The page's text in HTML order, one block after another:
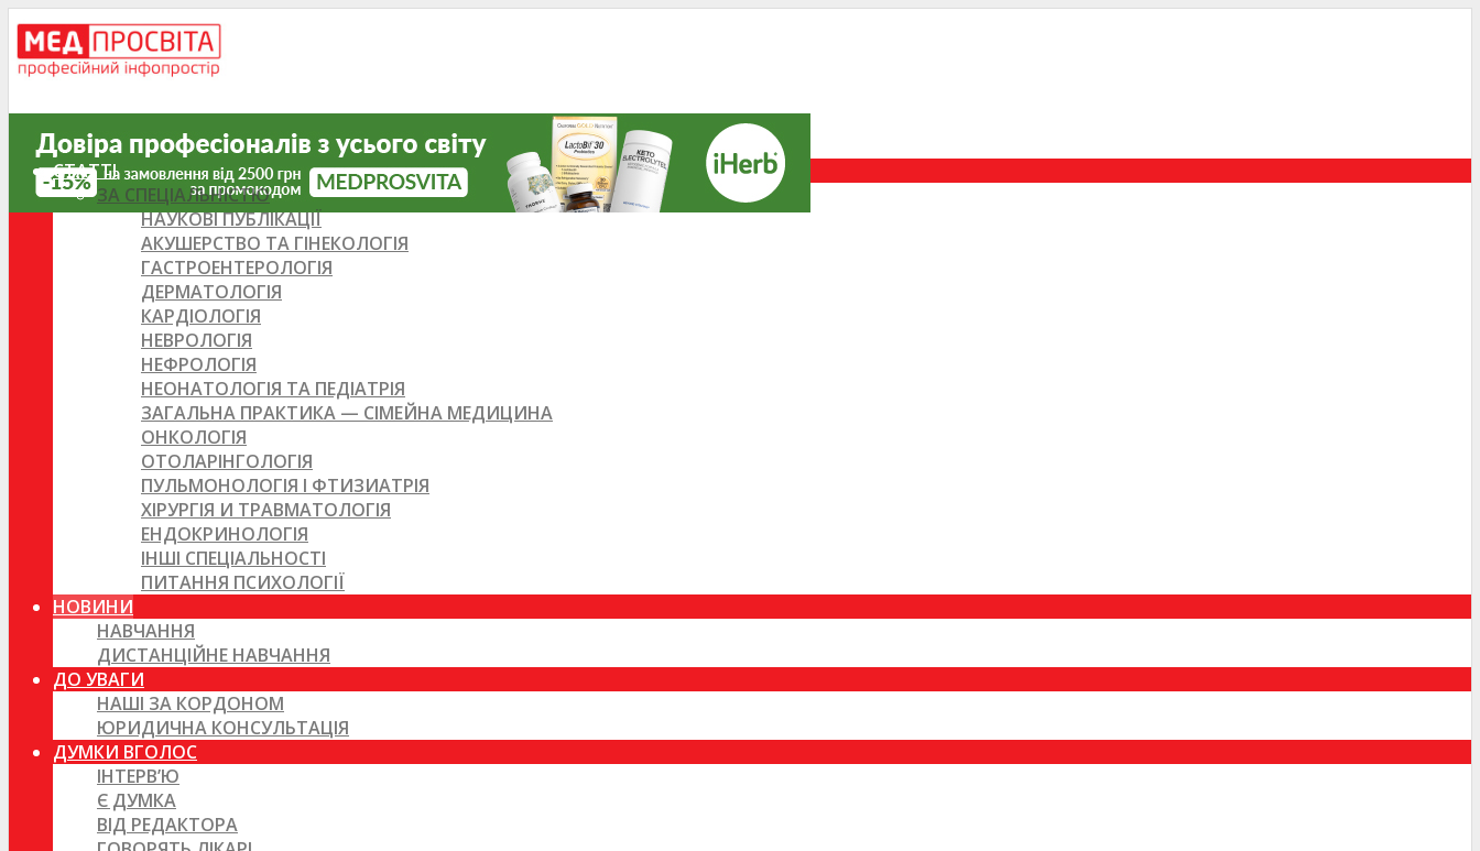
СТАТТІ
ЗА СПЕЦІАЛЬНІСТЮ
НАУКОВІ ПУБЛІКАЦІЇ
АКУШЕРСТВО ТА ГІНЕКОЛОГІЯ
ГАСТРОЕНТЕРОЛОГІЯ
ДЕРМАТОЛОГІЯ
КАРДІОЛОГІЯ
НЕВРОЛОГІЯ
НЕФРОЛОГІЯ
НЕОНАТОЛОГІЯ ТА ПЕДІАТРІЯ
ЗАГАЛЬНА ПРАКТИКА — СІМЕЙНА МЕДИЦИНА
ОНКОЛОГІЯ
ОТОЛАРІНГОЛОГІЯ
ПУЛЬМОНОЛОГІЯ І ФТИЗИАТРІЯ
ХІРУРГІЯ И ТРАВМАТОЛОГІЯ
ЕНДОКРИНОЛОГІЯ
ІНШІ СПЕЦІАЛЬНОСТІ
ПИТАННЯ ПСИХОЛОГІЇ
НОВИНИ
НАВЧАННЯ
ДИСТАНЦІЙНЕ НАВЧАННЯ
ДО УВАГИ
НАШІ ЗА КОРДОНОМ
ЮРИДИЧНА КОНСУЛЬТАЦІЯ
ДУМКИ ВГОЛОС
ІНТЕРВ’Ю
Є ДУМКА
ВІД РЕДАКТОРА